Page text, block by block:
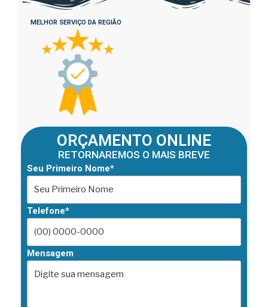
MELHOR SERVIÇO DA REGIÃO
ORÇAMENTO ONLINE
RETORNAREMOS O MAIS BREVE
Seu Primeiro Nome*
Telefone*
Mensagem